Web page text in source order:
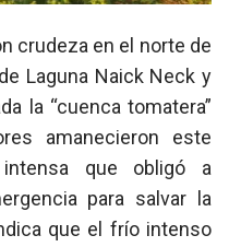
crudeza en el norte de
Laguna Naick Neck y
la “cuenca tomatera”
amanecieron este
que obligó a
para salvar la
que el frío intenso